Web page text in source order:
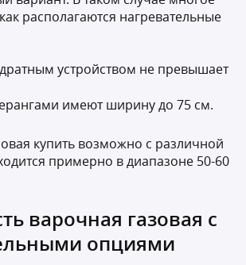
располагаются нагревательные
устройством не превышает
имеют ширину до 75 см.
купить возможно с различной
примерно в диапазоне 50-60
варочная газовая с
опциями